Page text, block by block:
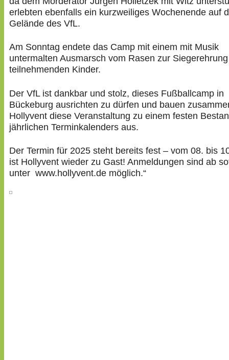
erlebten ebenfalls ein kurzweiliges Wochenende auf
Gelände des VfL.
Am Sonntag endete das Camp mit einem mit Musik
untermalten Ausmarsch vom Rasen zur
teilnehmenden Kinder.
Der VfL ist dankbar und stolz, dieses Fußballcamp in
Bückeburg ausrichten zu dürfen und bauen
Hollyvent diese Veranstaltung zu einem festen
jährlichen Terminkalenders aus.
Der Termin für 2025 steht bereits fest – vom 08. bis
ist Hollyvent wieder zu Gast! Anmeldungen sind ab
unter www.hollyvent.de möglich.“